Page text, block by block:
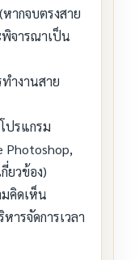
ากจบตรงสาย
จารณาเป็น
ำงานสาย
ปรแกรม
Photoshop,
ยวข้อง)
คิดเห็น
ารจัดการเวลา